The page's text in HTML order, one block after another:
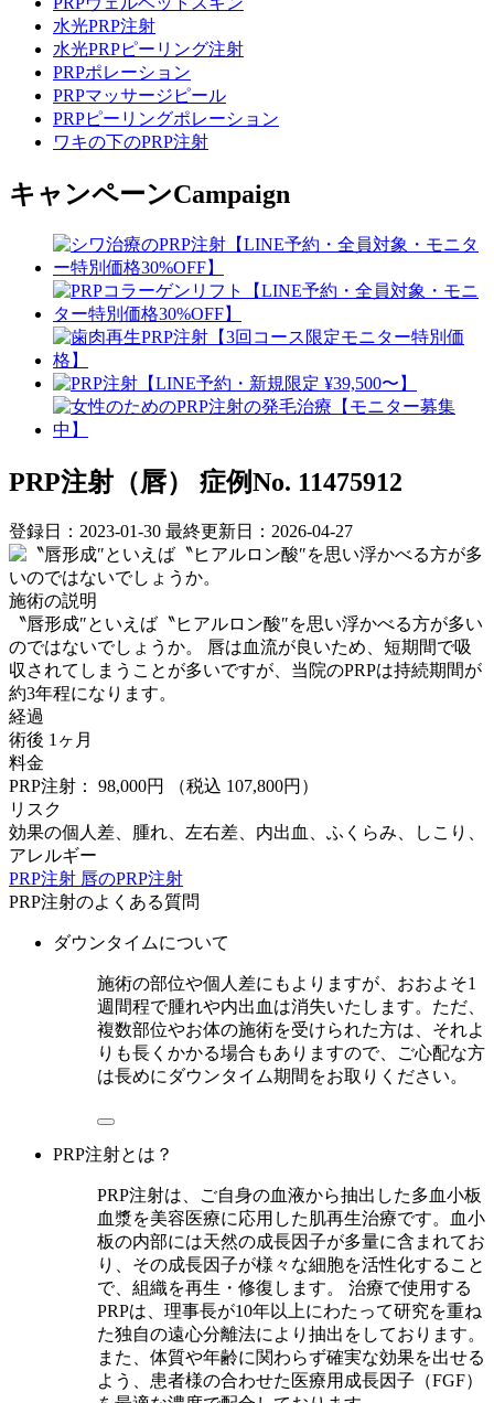
水光PRP注射
水光PRPピーリング注射
PRPポレーション
PRPマッサージピール
PRPピーリングポレーション
ワキの下のPRP注射
キャンペーンCampaign
PRP注射（唇） 症例No. 11475912
登録日：2023-01-30 最終更新日：2026-04-27
施術の説明
〝唇形成″といえば〝ヒアルロン酸″を思い浮かべる方が多い
のではないでしょうか。 唇は血流が良いため、短期間で吸
収されてしまうことが多いですが、当院のPRPは持続期間が
約3年程になります。
経過
術後 1ヶ月
料金
PRP注射： 98,000円
（税込 107,800円）
リスク
効果の個人差、腫れ、左右差、内出血、ふくらみ、しこり、
アレルギー
PRP注射 唇のPRP注射
PRP注射のよくある質問
ダウンタイムについて
施術の部位や個人差にもよりますが、おおよそ1
週間程で腫れや内出血は消失いたします。ただ、
複数部位やお体の施術を受けられた方は、それよ
りも長くかかる場合もありますので、ご心配な方
は長めにダウンタイム期間をお取りください。
PRP注射とは？
PRP注射は、ご自身の血液から抽出した多血小板
血漿を美容医療に応用した肌再生治療です。血小
板の内部には天然の成長因子が多量に含まれてお
り、その成長因子が様々な細胞を活性化すること
で、組織を再生・修復します。 治療で使用する
PRPは、理事長が10年以上にわたって研究を重ね
た独自の遠心分離法により抽出をしております。
また、体質や年齢に関わらず確実な効果を出せる
よう、患者様の合わせた医療用成長因子（FGF）